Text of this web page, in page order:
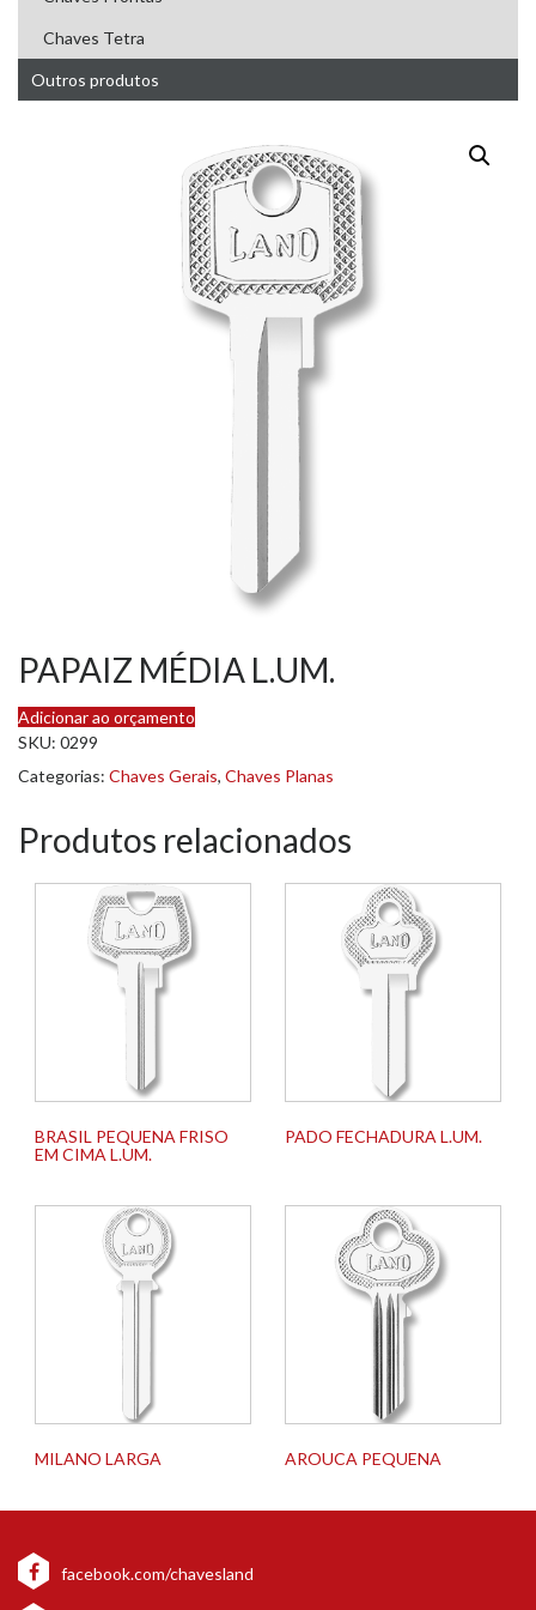
Chaves Tetra
Outros produtos
PAPAIZ MÉDIA L.UM.
Adicionar ao orçamento
SKU: 0299
Categorias: Chaves Gerais, Chaves Planas
Produtos relacionados
BRASIL PEQUENA FRISO
EM CIMA L.UM.
PADO FECHADURA L.UM.
MILANO LARGA AROUCA PEQUENA
facebook.com/chavesland